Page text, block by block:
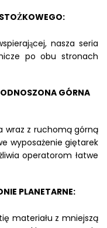
nasza seria
po obu stronach
GÓRNA
wraz z ruchomą górną
wyposażenie giętarek
operatorom łatwe
PLANETARNE:
materiału z mniejszą